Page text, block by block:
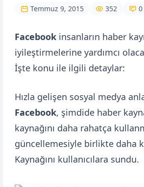
Temmuz 9, 2015 352 0
Facebook insanların haber
iyileştirmelerine yardımcı
İşte konu ile ilgili detaylar:
Hızla gelişen sosyal medya
Facebook, şimdide haber
kaynağını daha rahatça
güncellemesiyle birlikte daha
Kaynağını kullanıcılara sundu.